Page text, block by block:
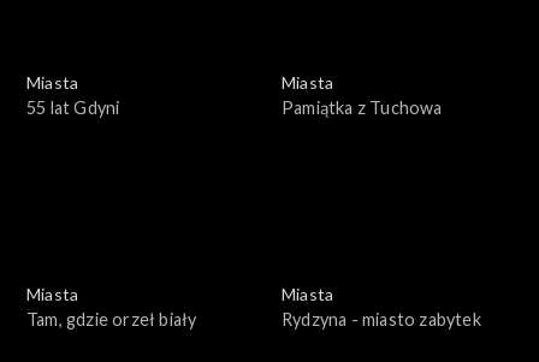
Miasta
55 lat Gdyni
Miasta
Pamiątka z Tuchowa
Miasta
Tam, gdzie orzeł biały
Miasta
Rydzyna - miasto zabytek